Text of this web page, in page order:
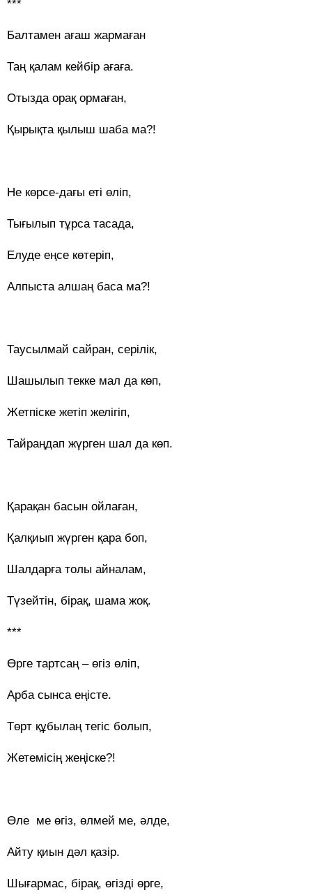
***
Балтамен ағаш жармаған
Таң қалам кейбір ағаға.
Отызда орақ ормаған,
Қырықта қылыш шаба ма?!
Не көрсе-дағы еті өліп,
Тығылып тұрса тасада,
Елуде еңсе көтеріп,
Алпыста алшаң баса ма?!
Таусылмай сайран, серілік,
Шашылып текке мал да көп,
Жетпіске жетіп желігіп,
Тайраңдап жүрген шал да көп.
Қарақан басын ойлаған,
Қалқиып жүрген қара боп,
Шалдарға толы айналам,
Түзейтін, бірақ, шама жоқ.
***
Өрге тартсаң – өгіз өліп,
Арба сынса еңісте.
Төрт құбылаң тегіс болып,
Жетемісің жеңіске?!
Өле ме өгіз, өлмей ме, әлде,
Айту қиын дәл қазір.
Шығармас, бірақ, өгізді өрге,